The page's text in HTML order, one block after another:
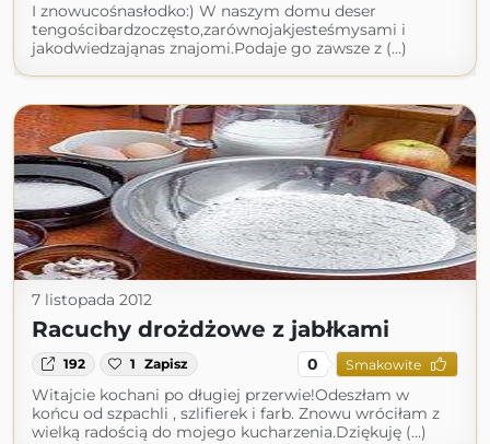
I znowucośnasłodko:) W naszym domu deser
tengościbardzoczęsto,zarównojakjesteśmysami i
jakodwiedzająnas znajomi.Podaje go zawsze z (...)
7 listopada 2012
Racuchy drożdżowe z jabłkami
192 1 Zapisz 0 Smakowite
Witajcie kochani po długiej przerwie!Odeszłam w
końcu od szpachli , szlifierek i farb. Znowu wróciłam z
wielką radością do mojego kucharzenia.Dziękuję (...)